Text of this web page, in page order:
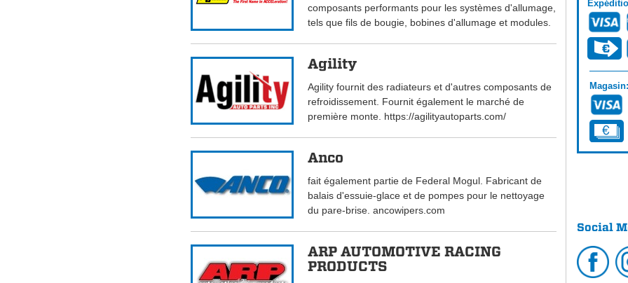
composants performants pour les systèmes d'allumage,
tels que fils de bougie, bobines d'allumage et modules.
Agility
Agility fournit des radiateurs et d'autres composants de
refroidissement. Fournit également le marché de
première monte. https://agilityautoparts.com/
Anco
fait également partie de Federal Mogul. Fabricant de
balais d'essuie-glace et de pompes pour le nettoyage
du pare-brise. ancowipers.com
ARP AUTOMOTIVE RACING
PRODUCTS
Magasin:
Social